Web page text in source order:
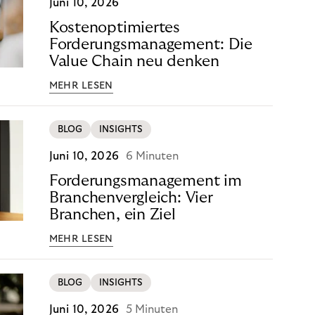
Juni 10, 2026
Kostenoptimiertes
Forderungsmanagement: Die
Value Chain neu denken
MEHR LESEN
BLOG INSIGHTS
Juni 10, 2026 6 Minuten
Forderungsmanagement im
Branchenvergleich: Vier
Branchen, ein Ziel
MEHR LESEN
BLOG INSIGHTS
Juni 10, 2026 5 Minuten